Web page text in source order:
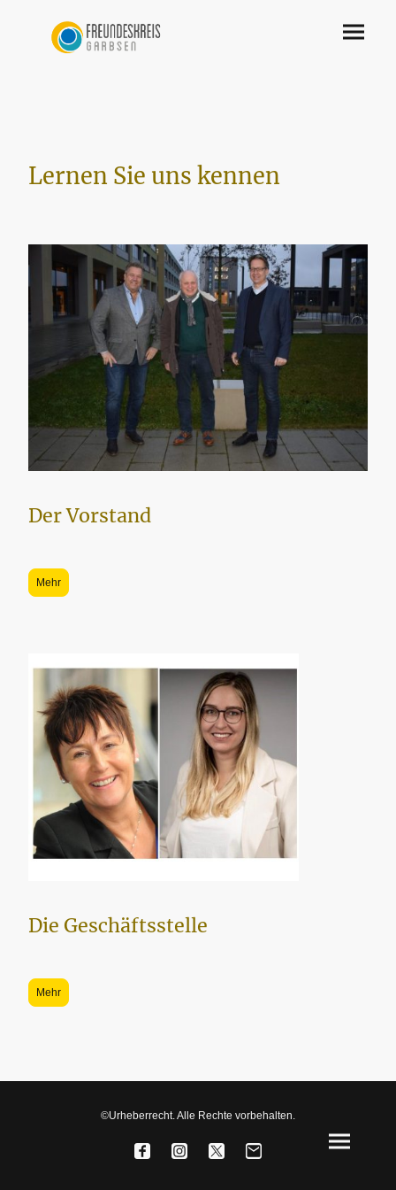
Lernen Sie uns kennen
Der Vorstand
Mehr
Die Geschäftsstelle
Mehr
©Urheberrecht. Alle Rechte vorbehalten.